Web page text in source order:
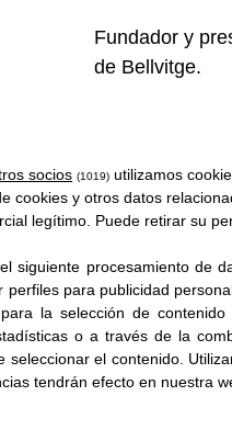
Fundador y
de Bellvitge.
by infoberri.com
socios (1019) utilizamos
cookies y otros datos
legítimo. Puede retirar su
siguiente procesamiento de
perfiles para publicidad
la selección de contenido
o a través de la
seleccionar el contenido.
tendrán efecto en nuestra